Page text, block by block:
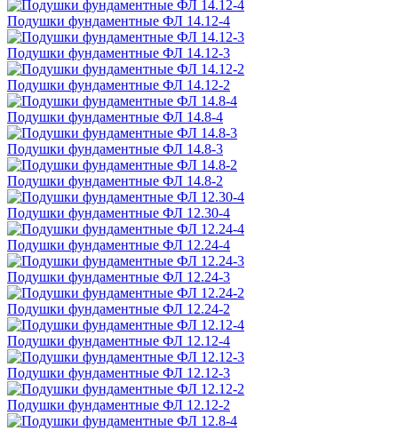
Подушки фундаментные ФЛ 14.12-4
Подушки фундаментные ФЛ 14.12-3
Подушки фундаментные ФЛ 14.12-2
Подушки фундаментные ФЛ 14.8-4
Подушки фундаментные ФЛ 14.8-3
Подушки фундаментные ФЛ 14.8-2
Подушки фундаментные ФЛ 12.30-4
Подушки фундаментные ФЛ 12.24-4
Подушки фундаментные ФЛ 12.24-3
Подушки фундаментные ФЛ 12.24-2
Подушки фундаментные ФЛ 12.12-4
Подушки фундаментные ФЛ 12.12-3
Подушки фундаментные ФЛ 12.12-2